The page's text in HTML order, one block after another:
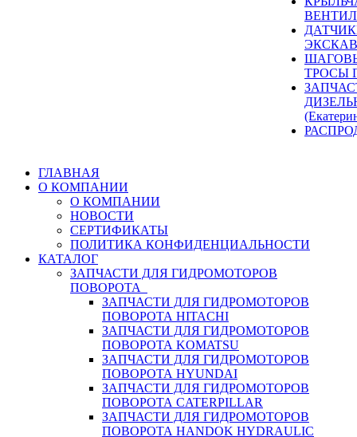
ТРОСЫ
ГЛАВНАЯ
О КОМПАНИИ
О КОМПАНИИ
НОВОСТИ
СЕРТИФИКАТЫ
ПОЛИТИКА КОНФИДЕНЦИАЛЬНОСТИ
КАТАЛОГ
ЗАПЧАСТИ ДЛЯ ГИДРОМОТОРОВ
ПОВОРОТА
ЗАПЧАСТИ ДЛЯ ГИДРОМОТОРОВ
ПОВОРОТА HITACHI
ЗАПЧАСТИ ДЛЯ ГИДРОМОТОРОВ
ПОВОРОТА KOMATSU
ЗАПЧАСТИ ДЛЯ ГИДРОМОТОРОВ
ПОВОРОТА HYUNDAI
ЗАПЧАСТИ ДЛЯ ГИДРОМОТОРОВ
ПОВОРОТА CATERPILLAR
ЗАПЧАСТИ ДЛЯ ГИДРОМОТОРОВ
ПОВОРОТА HANDOK HYDRAULIC